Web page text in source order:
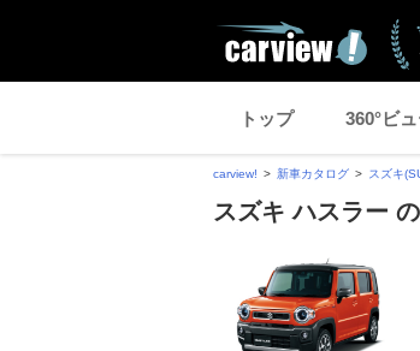
トップ 360°ビ
carview! 新車カタログ スズキ
スズキ ハスラー